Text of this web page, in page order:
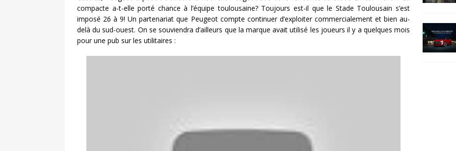
compacte a-t-elle porté chance à l’équipe toulousaine? Toujours est-il que le Stade Toulousain s’est
imposé 26 à 9! Un partenariat que Peugeot compte continuer d’exploiter commercialement et bien au-
delà du sud-ouest. On se souviendra d’ailleurs que la marque avait utilisé les joueurs il y a quelques mois
pour une pub sur les utilitaires :